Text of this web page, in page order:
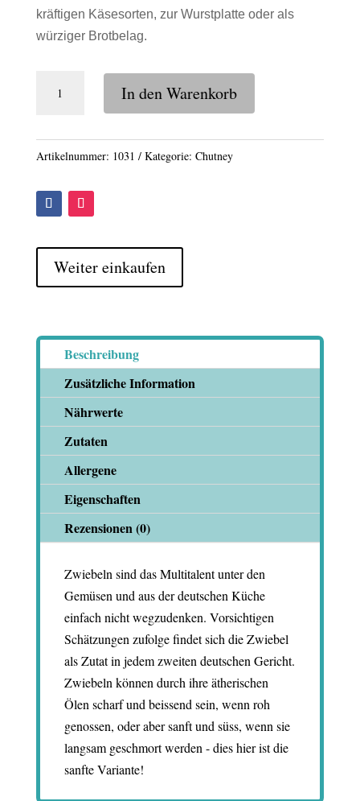
kräftigen Käsesorten, zur Wurstplatte oder als
würziger Brotbelag.
In den Warenkorb
Artikelnummer: 1031 Kategorie: Chutney
Weiter einkaufen
Beschreibung
Zusätzliche Information
Nährwerte
Zutaten
Allergene
Eigenschaften
Rezensionen (0)
Zwiebeln sind das Multitalent unter den
Gemüsen und aus der deutschen Küche
einfach nicht wegzudenken. Vorsichtigen
Schätzungen zufolge findet sich die Zwiebel
als Zutat in jedem zweiten deutschen Gericht.
Zwiebeln können durch ihre ätherischen
Ölen scharf und beissend sein, wenn roh
genossen, oder aber sanft und süss, wenn sie
langsam geschmort werden - dies hier ist die
sanfte Variante!